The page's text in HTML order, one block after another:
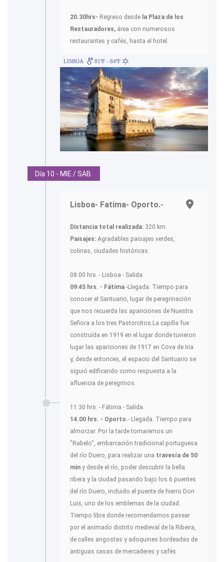
20.30hrs- Regreso desde la Plaza de los
Restauradores, área con numerosos
restaurantes y cafés, hasta el hotel.
LISBOA 81ºF - 84ºF
Día 10 - MIE / SAB.
Lisboa- Fatima- Oporto.-
Distancia total realizada: 320 km.
Paisajes: Agradables paisajes verdes,
colinas, ciudades históricas.
08.00 hrs. - Lisboa - Salida.
09:45 hrs. - Fátima -Llegada. Tiempo para
conocer el Santuario, lugar de peregrinación
que nos recuerda las apariciones de Nuestra
Señora a los tres Pastorcitos.La capilla fue
construída en 1919 en el lugar donde tuvieron
lugar las apariciones de 1917 en Cova de Iria
y, desde entonces, el espacio del Santuario se
siguió edificando como respuesta a la
afluencia de peregrinos.
11:30 hrs. - Fátima - Salida.
14.00 hrs. - Oporto.- Llegada. Tiempo para
almorzar. Por la tarde tomaremos un
"Rabelo", embarcación tradicional portuguesa
del río Duero, para realizar una travesía de 50
min y desde el río, poder descubrir la bella
ribera y la ciudad pasando bajo los 6 puentes
del río Duero, incluido el puente de hierro Don
Luis, uno de los emblemas de la ciudad.
Tiempo libre donde recomendamos pasear
por el animado distrito medieval de la Ribeira,
de calles angostas y adoquines bordeadas de
antiguas casas de mercaderes y cafés.